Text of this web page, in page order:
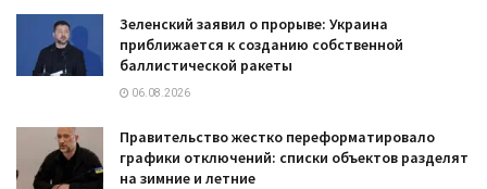
Зеленский заявил о прорыве: Украина
приближается к созданию собственной
баллистической ракеты
06.08.2026
Правительство жестко переформатировало
графики отключений: списки объектов разделят
на зимние и летние